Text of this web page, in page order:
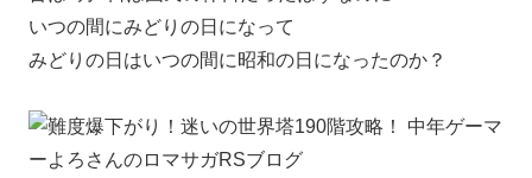
いつの間にみどりの日になって
みどりの日はいつの間に昭和の日になったのか？